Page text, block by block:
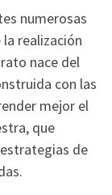
numerosas
realización
nace del
con las
mejor el
que
de